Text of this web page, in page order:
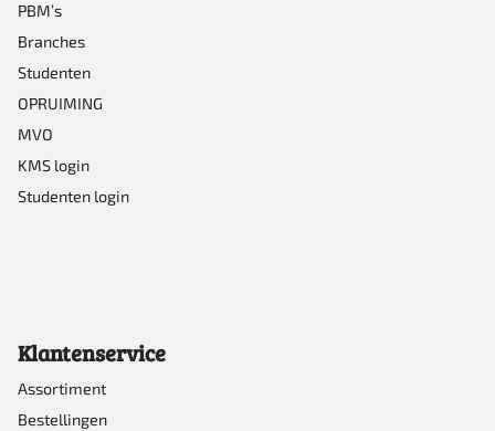
de
productpagina
PBM’s
Branches
Studenten
OPRUIMING
MVO
KMS login
Studenten login
Klantenservice
Assortiment
Bestellingen